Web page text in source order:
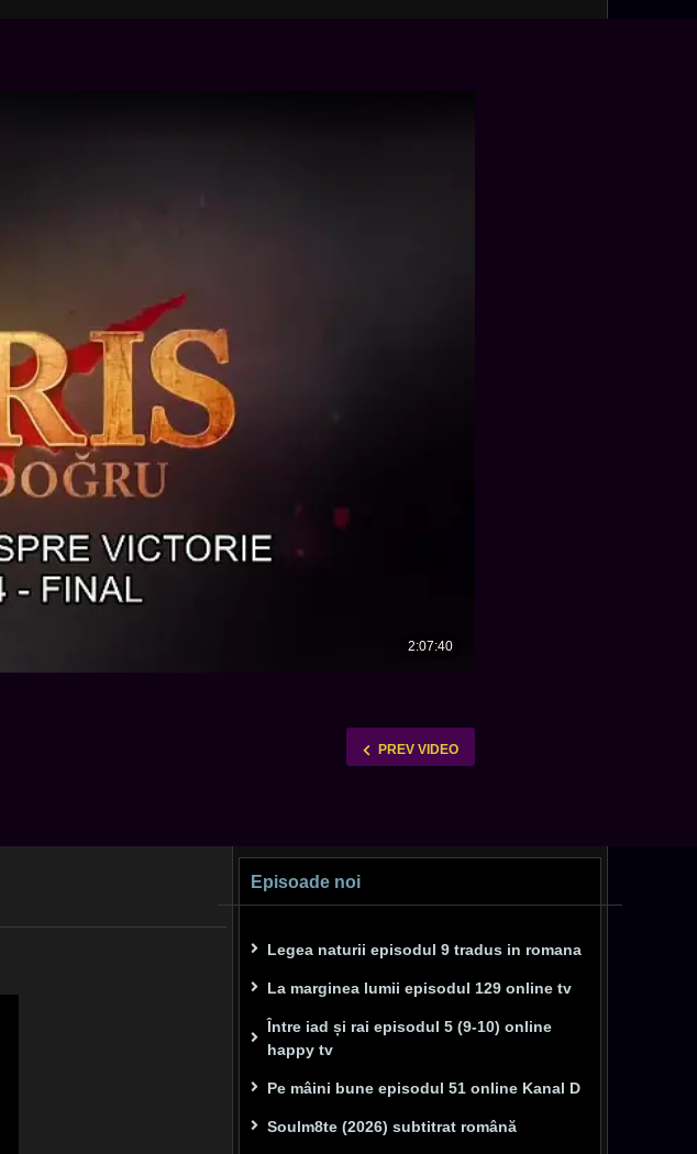
PREV VIDEO
Episoade noi
Legea naturii episodul 9 tradus in romana
La marginea lumii episodul 129 online tv
Între iad și rai episodul 5 (9-10) online
happy tv
Pe mâini bune episodul 51 online Kanal D
Soulm8te (2026) subtitrat română